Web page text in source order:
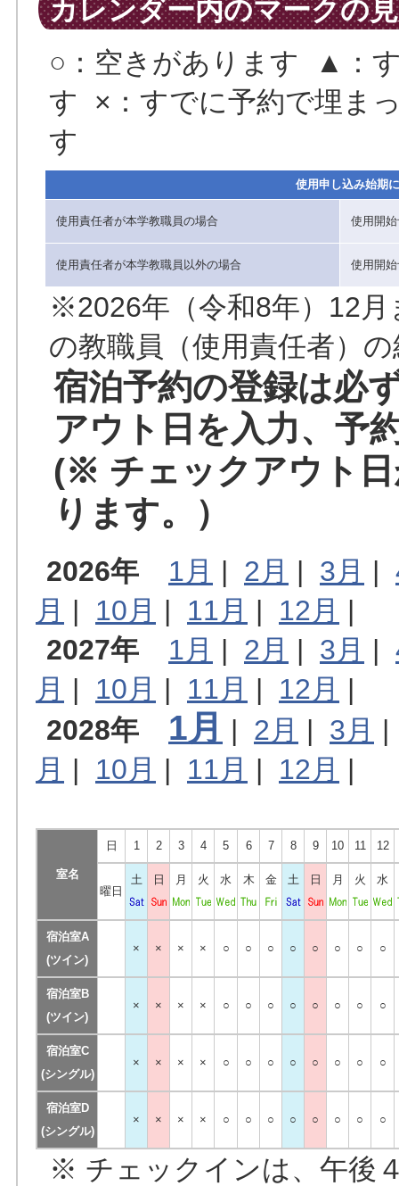
カレンダー内のマークの
○：空きがあります ▲：
す ×：すでに予約で埋ま
す
使用申し込み始期
使用責任者が本学教職員の場合 使用開
使用責任者が本学教職員以外の場合 使用開
※2026年（令和8年）12
の教職員（使用責任者）
宿泊予約の登録は必
アウト日を入力、予
(※ チェックアウト
ります。）
2026年 1月 | 2月 | 3月 |
月 | 10月 | 11月 | 12月 |
2027年
1月 | 2月 | 3月 |
月 | 10月 | 11月 | 12月 |
2028年
1月 | 2月 | 3月
月 | 10月 | 11月 | 12月 |
室名
日 1 2 3 4 5 6 7 8 9 10 11 12
曜日
土 日 月 火 水 木 金 土 日 月 火 水
宿泊室A
(ツイン)
× × × × ○ ○ ○ ○ ○ ○ ○ ○
宿泊室B
(ツイン)
× × × × ○ ○ ○ ○ ○ ○ ○ ○
宿泊室C
(シングル)
× × × × ○ ○ ○ ○ ○ ○ ○ ○
宿泊室D
(シングル)
× × × × ○ ○ ○ ○ ○ ○ ○ ○
※ チェックインは、午後